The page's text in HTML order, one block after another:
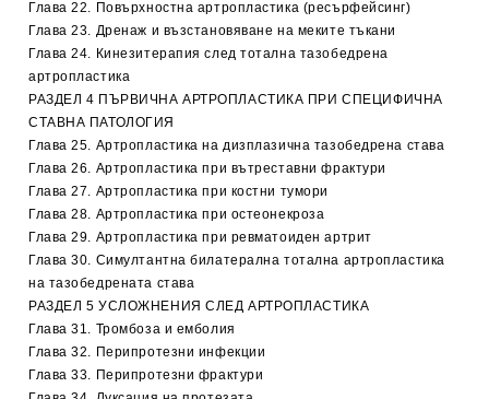
Глава 22. Повърхностна артропластика (ресърфейсинг)
Глава 23. Дренаж и възстановяване на меките тъкани
Глава 24. Кинезитерапия след тотална тазобедрена
артропластика
РАЗДЕЛ 4 ПЪРВИЧНА АРТРОПЛАСТИКА ПРИ СПЕЦИФИЧНА
СТАВНА ПАТОЛОГИЯ
Глава 25. Артропластика на дизплазична тазобедрена става
Глава 26. Артропластика при вътреставни фрактури
Глава 27. Артропластика при костни тумори
Глава 28. Артропластика при остеонекроза
Глава 29. Артропластика при ревматоиден артрит
Глава 30. Симултантна билатерална тотална артропластика
на тазобедрената става
РАЗДЕЛ 5 УСЛОЖНЕНИЯ СЛЕД АРТРОПЛАСТИКА
Глава 31. Тромбоза и емболия
Глава 32. Перипротезни инфекции
Глава 33. Перипротезни фрактури